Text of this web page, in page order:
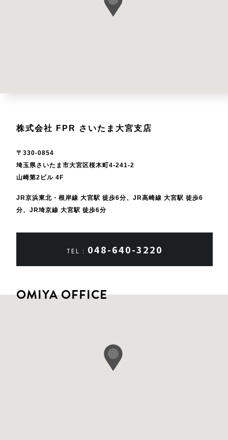
株式会社 FPR さいたま大宮支店
〒330-0854
埼玉県さいたま市大宮区桜木町4-241-2
山崎第2ビル 4F
JR京浜東北・根岸線 大宮駅 徒歩6分、JR高崎線 大宮駅 徒歩6
分、 JR埼京線 大宮駅 徒歩6分
TEL : 048-640-3220
OMIYA OFFICE